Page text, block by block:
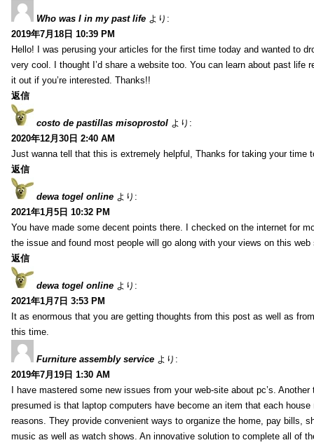
Who was I in my past life より:
2019年7月18日 10:39 PM
Hello! I was perusing your articles for the first time today and wanted to
very cool. I thought I’d share a website too. You can learn about past life
it out if you’re interested. Thanks!!
返信
costo de pastillas misoprostol より:
2020年12月30日 2:40 AM
Just wanna tell that this is extremely helpful, Thanks for taking your time
返信
dewa togel online より:
2021年1月5日 10:32 PM
You have made some decent points there. I checked on the internet for
the issue and found most people will go along with your views on this web
返信
dewa togel online より:
2021年1月7日 3:53 PM
It as enormous that you are getting thoughts from this post as well as
this time.
Furniture assembly service より:
2019年7月19日 1:30 AM
I have mastered some new issues from your web-site about pc’s. Another
presumed is that laptop computers have become an item that each
reasons. They provide convenient ways to organize the home, pay bills,
music as well as watch shows. An innovative solution to complete all of